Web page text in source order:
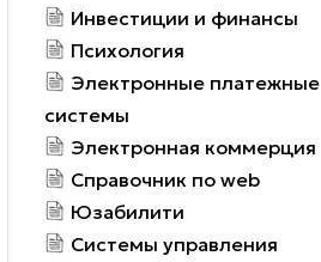
Инвестиции и финансы
Психология
Электронные платежные
системы
Электронная коммерция
Справочник по web
Юзабилити
Системы управления